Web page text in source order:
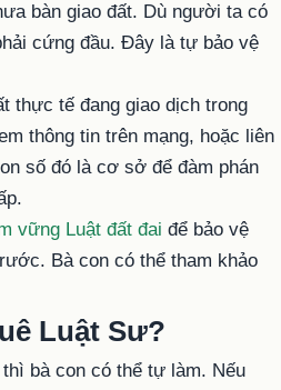
bàn giao đất. Dù người ta có
cứng đầu. Đây là tự bảo vệ
thực tế đang giao dịch trong
thông tin trên mạng, hoặc liên
số đó là cơ sở để đàm phán
vững Luật đất đai để bảo vệ
Bà con có thể tham khảo
Luật Sư?
bà con có thể tự làm. Nếu